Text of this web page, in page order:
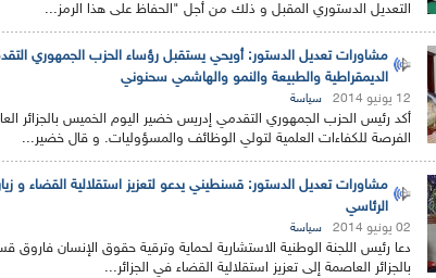
التعديل الدستوري المقبل و ذلك من أجل "الحفاظ على هذا الرمز...
مشاورات تعديل الدستور: أويحي يستقبل رؤساء الحزب الجمهوري
الديمقراطية والطبيعة والنمو والهاشمي سحنوني
12 يونيو 2014 سياسة
أكد رئيس الحزب الجمهوري التقدمي إدريس خضير اليوم الخميس بالجزائر
الفرصة للكفاءات العلمية لتولي الوظائف والمسؤوليات. و قال خضير...
مشاورات تعديل الدستور: قسنطيني يدعو لتعزيز استقلالية القضاء و
الرئاسي
02 يونيو 2014 سياسة
دعا رئيس اللجنة الوطنية الاستشارية لحماية وترقية حقوق الإنسان فاروق
بالجزائر العاصمة إلى تعزيز استقلالية القضاء في الجزائر...